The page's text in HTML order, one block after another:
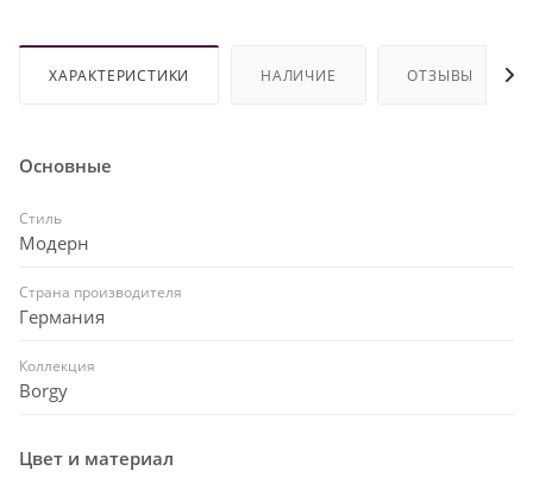
ХАРАКТЕРИСТИКИ НАЛИЧИЕ ОТЗЫВЫ
Основные
Стиль
Модерн
Страна производителя
Германия
Коллекция
Borgy
Цвет и материал